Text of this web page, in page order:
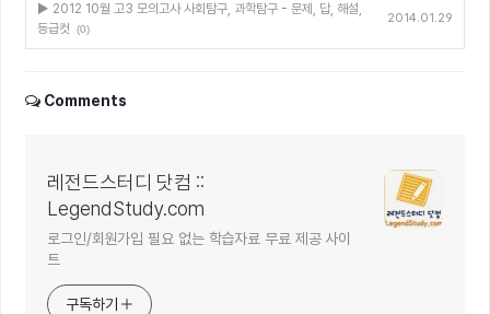
▶ 2012 10월 고3 모의고사 사회탐구, 과학탐구 - 문제, 답, 해설,
등급컷
(0)
2014.01.29
Comments
레전드스터디 닷컴 ::
LegendStudy.com
로그인/회원가입 필요 없는 학습자료 무료 제공 사이
트
구독하기